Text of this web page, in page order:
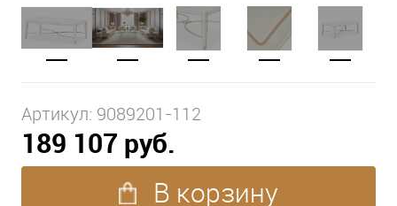
Артикул: 9089201-112
189 107 руб.
В корзину